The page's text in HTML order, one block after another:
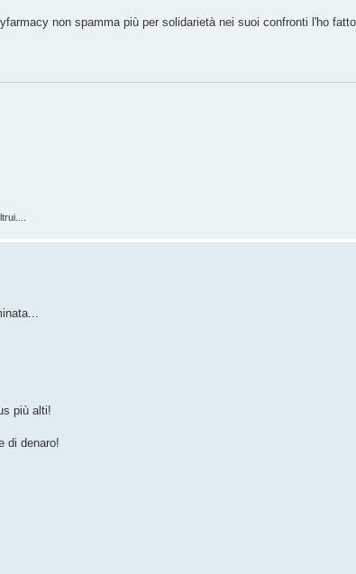
non spamma più per solidarietà nei suoi confronti l'ho
più alti!
di denaro!